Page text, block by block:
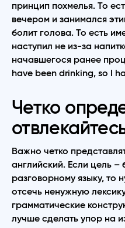
принцип похмелья. То
вечером и занимался
болит голова. То есть
наступил не из-за
начавшегося ранее
have been drinking, so I
Четко
Важно четко
английский. Если цель –
разговорному языку, то
отсечь ненужную
грамматические
лучше сделать упор на